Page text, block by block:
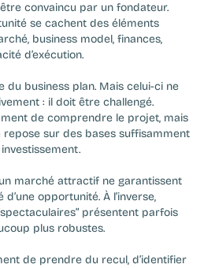
convaincu par un fondateur.
se cachent des éléments
business model, finances,
d’exécution.
du business plan. Mais celui-ci ne
: il doit être challengé.
de comprendre le projet, mais
repose sur des bases suffisamment
marché attractif ne garantissent
opportunité. À l’inverse,
présentent parfois
plus robustes.
de prendre du recul, d’identifier